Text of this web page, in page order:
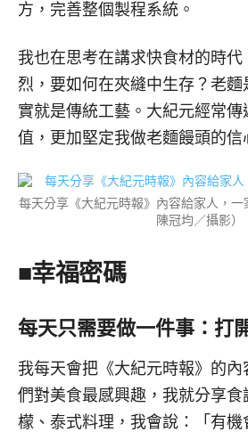
方，完善整個製程系統。
我也在思考在講求快食材的時
烈，要如何在夾縫中生存？老麵
實就是傳統工藝。大紀元經常
值，更加堅定我做老麵饅頭的信
每天分享《大紀元時報》內容給家人，
陳冠均／攝影）
■幸福密碼
每天只需要做一件事：打
我每天會把《大紀元時報》的
們對美食最感興趣，我就分享
檬、泰式料理，我會說：「有機